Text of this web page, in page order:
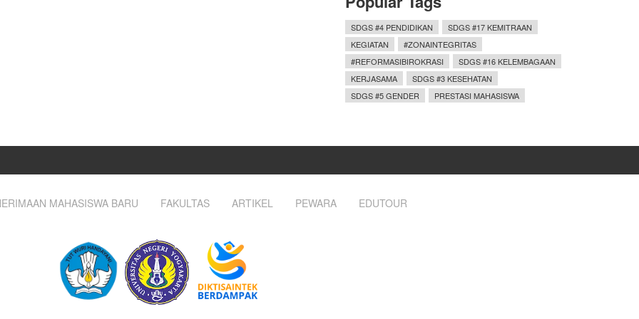
SDGS #4 PENDIDIKAN
SDGS #17 KEMITRAAN
KEGIATAN
#ZONAINTEGRITAS
#REFORMASIBIROKRASI
SDGS #16 KELEMBAGAAN
KERJASAMA
SDGS #3 KESEHATAN
SDGS #5 GENDER
PRESTASI MAHASISWA
MAHASISWA BARU FAKULTAS ARTIKEL PEWARA EDUTOUR